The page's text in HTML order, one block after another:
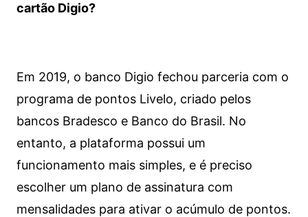
cartão Digio?
Em 2019, o banco Digio fechou parceria com o
programa de pontos Livelo, criado pelos
bancos Bradesco e Banco do Brasil. No
entanto, a plataforma possui um
funcionamento mais simples, e é preciso
escolher um plano de assinatura com
mensalidades para ativar o acúmulo de pontos.